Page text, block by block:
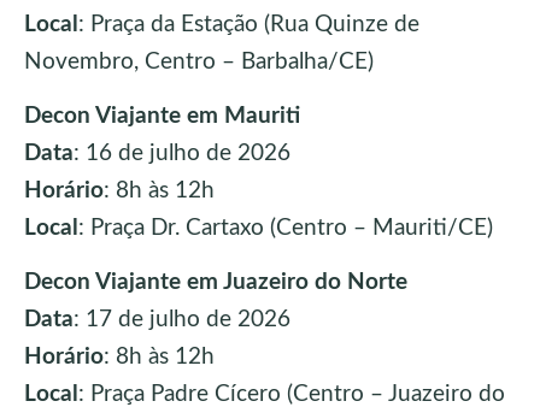
Local : Praça da Estação (Rua Quinze de
Novembro, Centro – Barbalha/CE)
Decon Viajante em Mauriti
Data: 16 de julho de 2026
Horário: 8h às 12h
Local : Praça Dr. Cartaxo (Centro – Mauriti/CE)
Decon Viajante em Juazeiro do Norte
Data: 17 de julho de 2026
Horário: 8h às 12h
Local : Praça Padre Cícero (Centro – Juazeiro do